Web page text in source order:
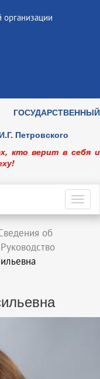
организации
Петровского
кто верит в себя и
об
Руководство